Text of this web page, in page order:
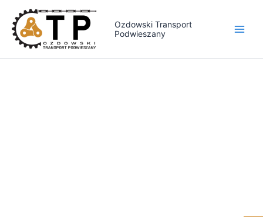
treści
Ozdowski Transport
Podwieszany